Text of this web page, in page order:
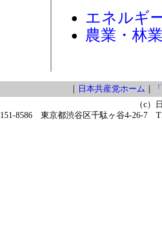
エネルギ
農業・林
｜ 日本共産党ホーム ｜
（c）
151-8586 東京都渋谷区千駄ヶ谷4-26-7